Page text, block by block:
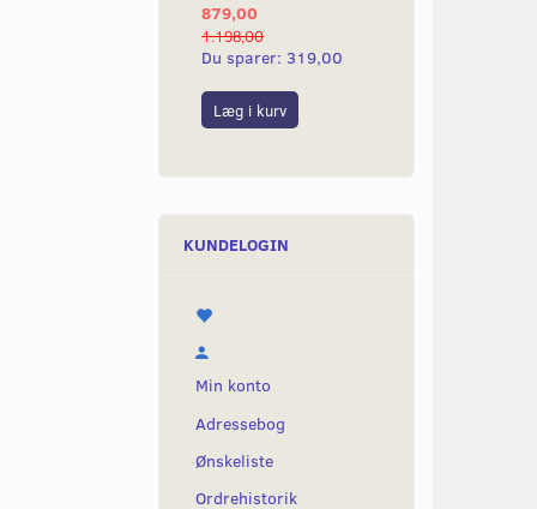
879,00
1.198,00
Du sparer: 319,00
Læg i kurv
KUNDELOGIN
Min konto
Adressebog
Ønskeliste
Ordrehistorik